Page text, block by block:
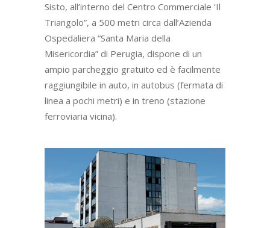
Sisto, all’interno del Centro Commerciale ‘Il
Triangolo”, a 500 metri circa dall’Azienda
Ospedaliera “Santa Maria della
Misericordia” di Perugia, dispone di un
ampio parcheggio gratuito ed è facilmente
raggiungibile in auto, in autobus (fermata di
linea a pochi metri) e in treno (stazione
ferroviaria vicina).